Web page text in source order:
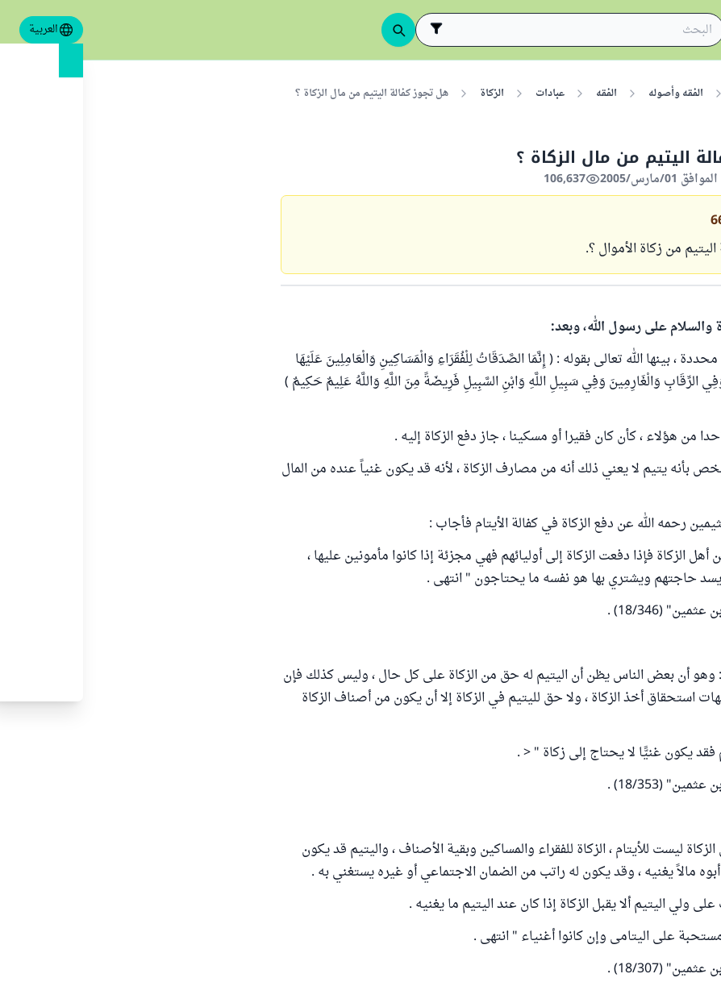
العربية
الفقه وأصوله الفقه عبادات الزكاة هل تجوز كفالة اليتيم من مال الزكاة ؟
اليتيم من مال الزكاة ؟
106,637
من زكاة الأموال ؟.
والسلام على رسول الله، وبعد:
محددة ، بينها الله تعالى بقوله : ( إِنَّمَا الصَّدَقَاتُ لِلْفُقَرَاءِ وَالْمَسَاكِينِ وَالْعَامِلِينَ عَلَيْهَا
الرِّقَابِ وَالْغَارِمِينَ وَفِي سَبِيلِ اللَّهِ وَابْنِ السَّبِيلِ فَرِيضَةً مِنَ اللَّهِ وَاللَّهُ عَلِيمٌ حَكِيمٌ )
من هؤلاء ، كأن كان فقيرا أو مسكينا ، جاز دفع الزكاة إليه .
يتيم لا يعني ذلك أنه من مصارف الزكاة ، لأنه قد يكون غنياً عنده من المال
رحمه الله عن دفع الزكاة في كفالة الأيتام فأجاب :
أهل الزكاة فإذا دفعت الزكاة إلى أوليائهم فهي مجزئة إذا كانوا مأمونين عليها ،
حاجتهم ويشتري بها هو نفسه ما يحتاجون " انتهى .
(18/346) .
: وهو أن بعض الناس يظن أن اليتيم له حق من الزكاة على كل حال ، وليس كذلك فإن
استحقاق أخذ الزكاة ، ولا حق لليتيم في الزكاة إلا أن يكون من أصناف الزكاة
فقد يكون غنيًّا لا يحتاج إلى زكاة " < .
(18/353) .
ليست للأيتام ، الزكاة للفقراء والمساكين وبقية الأصناف ، واليتيم قد يكون
مالاً يغنيه ، وقد يكون له راتب من الضمان الاجتماعي أو غيره يستغني به .
ولي اليتيم ألا يقبل الزكاة إذا كان عند اليتيم ما يغنيه .
على اليتامى وإن كانوا أغنياء " انتهى .
(18/307) .